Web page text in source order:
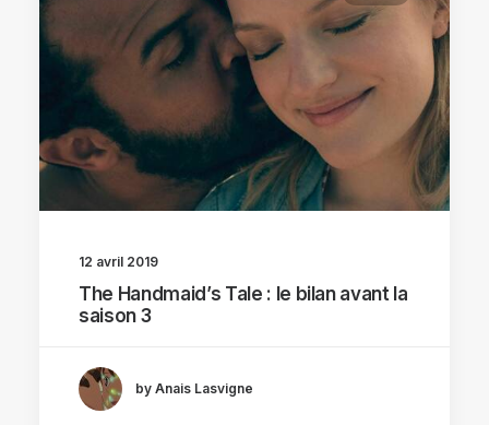
12 avril 2019
The Handmaid’s Tale : le bilan avant la
saison 3
by Anais Lasvigne